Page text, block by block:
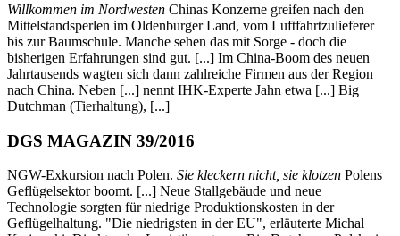
Willkommen im Nordwesten Chinas Konzerne greifen nach den
Mittelstandsperlen im Oldenburger Land, vom Luftfahrtzulieferer
bis zur Baumschule. Manche sehen das mit Sorge - doch die
bisherigen Erfahrungen sind gut. [...] Im China-Boom des neuen
Jahrtausends wagten sich dann zahlreiche Firmen aus der Region
nach China. Neben [...] nennt IHK-Experte Jahn etwa [...] Big
Dutchman (Tierhaltung), [...]
DGS MAGAZIN 39/2016
NGW-Exkursion nach Polen. Sie kleckern nicht, sie klotzen Polens
Geflügelsektor boomt. [...] Neue Stallgebäude und neue
Technologie sorgten für niedrige Produktionskosten in der
Geflügelhaltung. "Die niedrigsten in der EU", erläuterte Michal